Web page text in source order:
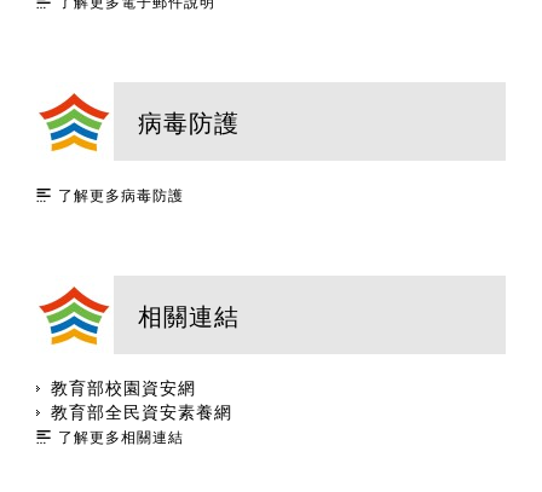
病毒防護
了解更多病毒防護
相關連結
教育部校園資安網
教育部全民資安素養網
了解更多相關連結